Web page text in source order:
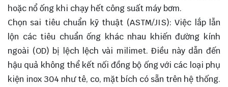
hoặc nổ ống khi chạy hết công suất máy bơm.
Chọn sai tiêu chuẩn kỹ thuật (ASTM/JIS): Việc lắp lẫn
lộn các tiêu chuẩn ống khác nhau khiến đường kính
ngoài (OD) bị lệch lệch vài milimet. Điều này dẫn đến
hậu quả không thể kết nối đồng bộ ống với các loại phụ
kiện inox 304 như tê, co, mặt bích có sẵn trên hệ thống.